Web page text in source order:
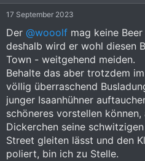
17 September 2023
Der @wooolf mag keine
deshalb wird er wohl diesen
Town - weitgehend meiden.
Behalte das aber trotzdem
völlig überraschend
junger Isaanhühner
schöneres vorstellen
Dickerchen seine
Street gleiten lässt und den
poliert, bin ich zu Stelle.